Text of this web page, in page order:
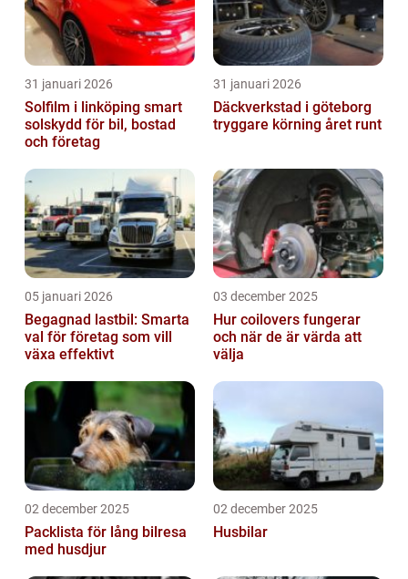
31 januari 2026
Solfilm i linköping smart
solskydd för bil, bostad
och företag
31 januari 2026
Däckverkstad i göteborg
tryggare körning året runt
05 januari 2026
Begagnad lastbil: Smarta
val för företag som vill
växa effektivt
03 december 2025
Hur coilovers fungerar
och när de är värda att
välja
02 december 2025
Packlista för lång bilresa
med husdjur
02 december 2025
Husbilar